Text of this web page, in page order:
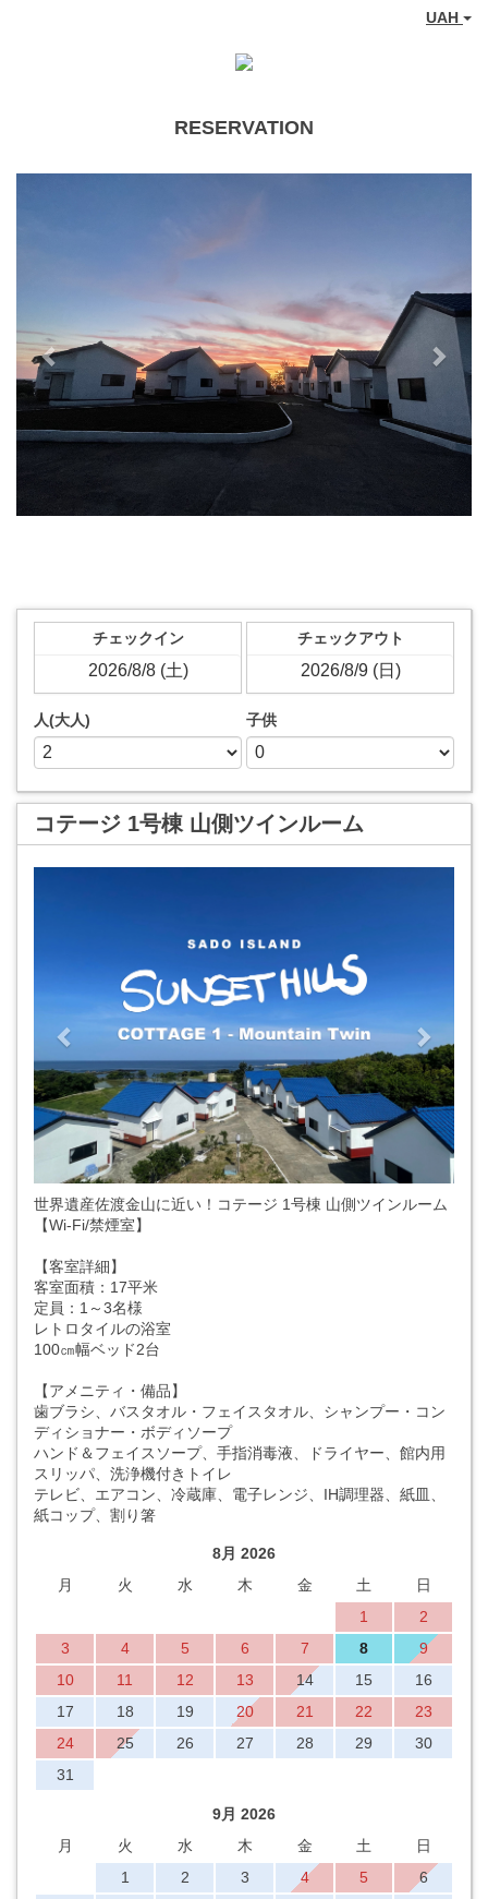
UAH
RESERVATION
チェックイン チェックアウト
人(大人) 子供
コテージ 1号棟 山側ツインルーム
世界遺産佐渡金山に近い！コテージ 1号棟 山側ツインルーム
【Wi-Fi/禁煙室】
【客室詳細】
客室面積：17平米
定員：1～3名様
レトロタイルの浴室
100㎝幅ベッド2台
【アメニティ・備品】
歯ブラシ、バスタオル・フェイスタオル、シャンプー・コン
ディショナー・ボディソープ
ハンド＆フェイスソープ、手指消毒液、ドライヤー、館内用
スリッパ、洗浄機付きトイレ
テレビ、エアコン、冷蔵庫、電子レンジ、IH調理器、紙皿、
紙コップ、割り箸
8月 2026
月
火 水 木 金 土
日
1
2
3
4 5 6 7 8
9
10
11 12 13 14 15
16
17
18 19 20 21 22
23
24
25 26 27 28 29
30
31
9月 2026
月
火 水 木 金 土
日
1
2 3 4 5
6